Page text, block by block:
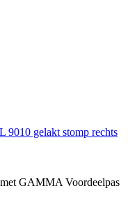
gelakt stomp rechts
GAMMA Voordeelpas